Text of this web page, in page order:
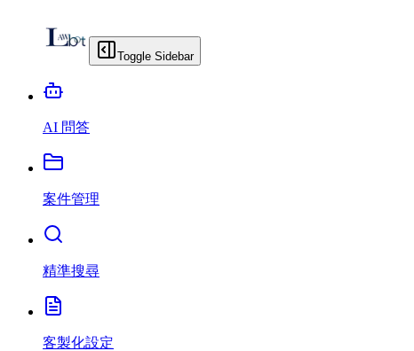
Toggle Sidebar
AI 問答
案件管理
精準搜尋
客製化設定